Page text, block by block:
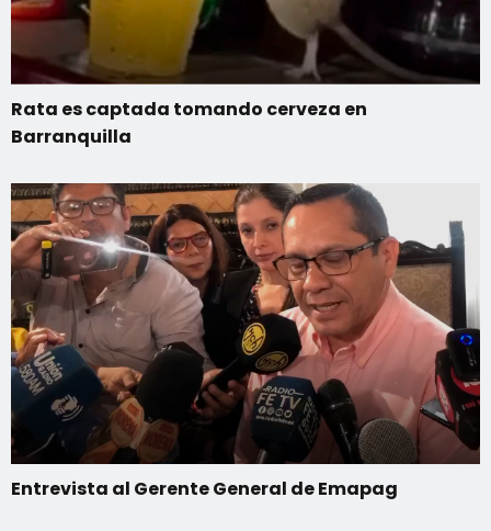
Rata es captada tomando cerveza en
Barranquilla
Entrevista al Gerente General de Emapag